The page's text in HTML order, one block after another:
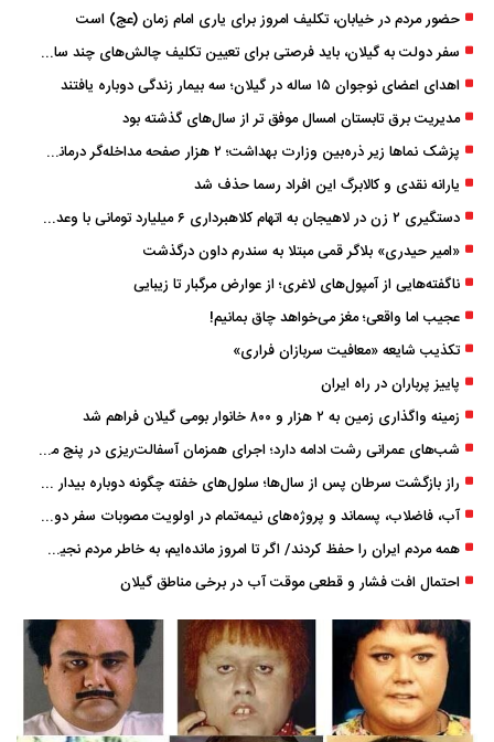
حضور مردم در خیابان، تکلیف امروز برای یاری امام زمان (عج) است
سفر دولت به گیلان، باید فرصتی برای تعیین تکلیف چالش‌های چند ساله استان باشد
اهدای اعضای نوجوان ۱۵ ساله در گیلان؛ سه بیمار زندگی دوباره یافتند
مدیریت برق تابستان امسال موفق ‌تر از سال‌های گذشته بود
پزشک ‌نماها زیر ذره‌بین وزارت بهداشت؛ ۲ هزار صفحه مداخله‌گر درمانی مسدود شد
یارانه نقدی و کالابرگ این افراد رسما حذف شد
دستگیری ۲ زن در لاهیجان به اتهام کلاهبرداری ۶ میلیارد تومانی با وعده وام
«امیر حیدری» بلاگر قمی مبتلا به سندرم داون درگذشت
ناگفته‌هایی از آمپول‌های لاغری؛ از عوارض مرگبار تا زیبایی
عجیب اما واقعی؛ مغز می‌خواهد چاق بمانیم!
تکذیب شایعه «معافیت سربازان فراری»
پاییز پرباران در راه ایران
زمینه واگذاری زمین به ۲ هزار و ۸۰۰ خانوار بومی گیلان فراهم شد
شب‌های عمرانی رشت ادامه دارد؛ اجرای همزمان آسفالت‌ریزی در پنج منطقه شهری
راز بازگشت سرطان پس از سال‌ها؛ سلول‌های خفته چگونه دوباره بیدار می‌شوند؟
آب، فاضلاب، پسماند و پروژه‌های نیمه‌تمام در اولویت مصوبات سفر دولت
همه مردم ایران را حفظ کردند/ اگر تا امروز مانده‌ایم، به ‌خاطر مردم نجیب ایران بوده است
احتمال افت فشار و قطعی موقت آب در برخی مناطق گیلان